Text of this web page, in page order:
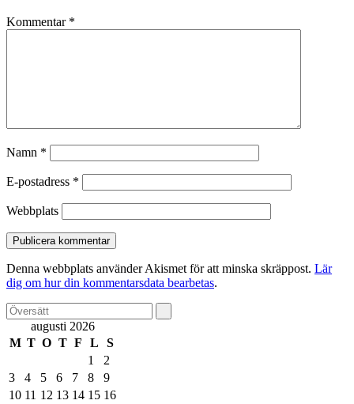
Kommentar *
Namn *
E-postadress *
Webbplats
Denna webbplats använder Akismet för att minska skräppost. Lär
dig om hur din kommentarsdata bearbetas.
augusti 2026
M T O T F L
S
1
2
3
4 5 6 7 8
9
10 11 12 13 14 15 16